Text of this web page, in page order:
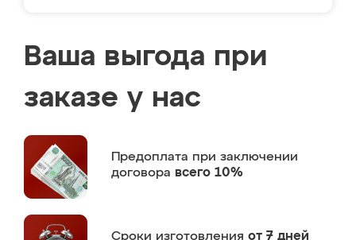
Ваша выгода при
заказе у нас
Предоплата при заключении
договора всего 10%
Сроки изготовления от 7 дней